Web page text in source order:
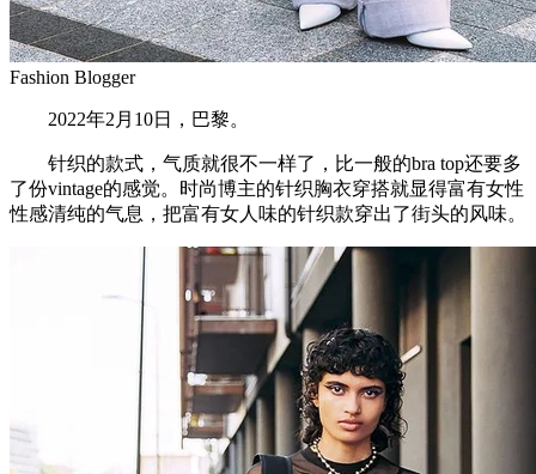
Fashion Blogger
2022年2月10日，巴黎。
针织的款式，气质就很不一样了，比一般的bra top还要多
了份vintage的感觉。时尚博主的针织胸衣穿搭就显得富有女性
性感清纯的气息，把富有女人味的针织款穿出了街头的风味。